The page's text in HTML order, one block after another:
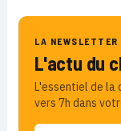
LA NEWSLETTER
L'actu du
L'essentiel de la
vers 7h dans